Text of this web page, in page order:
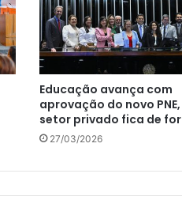
Educação avança com
aprovação do novo
setor privado fica de
27/03/2026